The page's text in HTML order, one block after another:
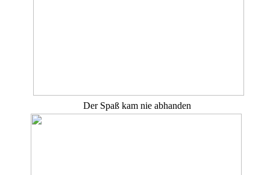
Der Spaß kam nie abhanden